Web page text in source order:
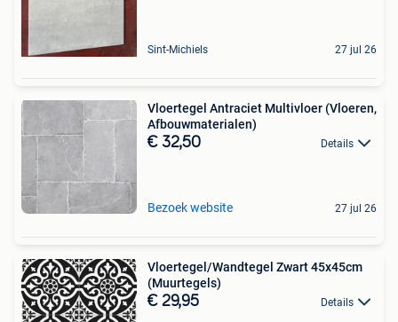
Sint-Michiels 27 jul 26
Vloertegel Antraciet Multivloer (Vloeren,
Afbouwmaterialen)
€ 32,50 Details
Bezoek website 27 jul 26
Vloertegel/Wandtegel Zwart 45x45cm
(Muurtegels)
€ 29,95 Details